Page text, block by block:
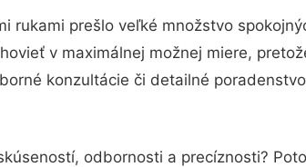
rukami prešlo veľké množstvo
v maximálnej možnej miere,
konzultácie či detailné
odbornosti a precíznosti?